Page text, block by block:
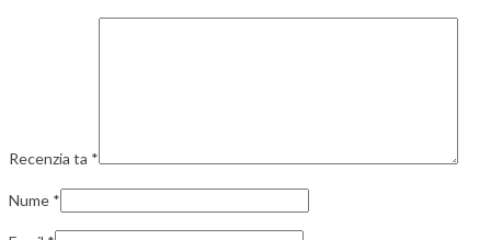
Recenzia ta *
Nume *